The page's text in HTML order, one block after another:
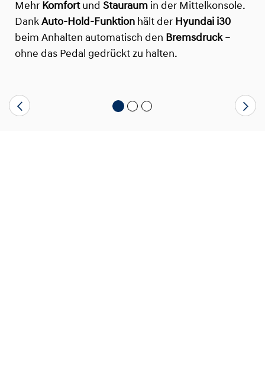
Mehr Komfortund Stauraum in der Mittelkonsole.
Dank Auto-Hold-Funktion hält der Hyundai i30
beim Anhalten automatisch den Bremsdruck–
ohne das Pedal gedrückt zu halten.